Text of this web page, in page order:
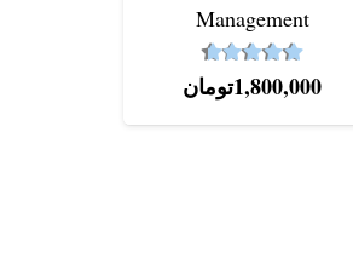
Management
نمره4.64 از 5 1,800,000تومان